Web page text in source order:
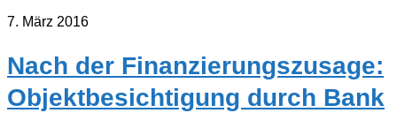
7. März 2016
Nach der Finanzierungszusage:
Objektbesichtigung durch Bank